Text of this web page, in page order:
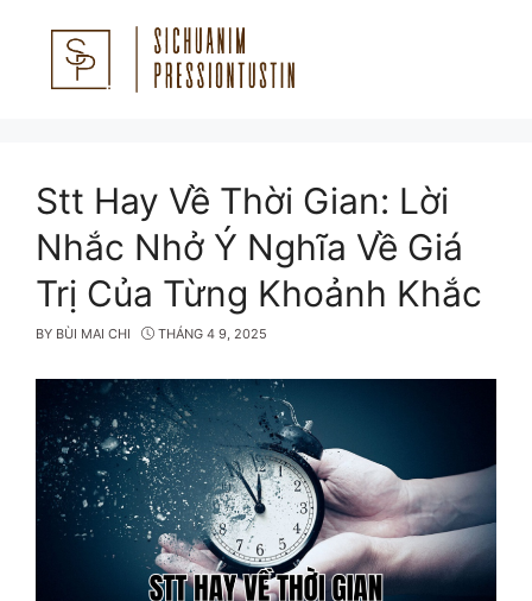
Stt Hay Về Thời Gian: Lời
Nhắc Nhở Ý Nghĩa Về Giá
Trị Của Từng Khoảnh Khắc
BY BÙI MAI CHI THÁNG 4 9, 2025